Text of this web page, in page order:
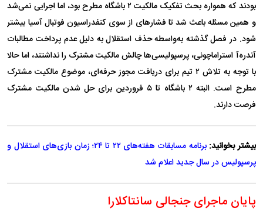
بودند که همواره بحث تفکیک مالکیت ۲ باشگاه مطرح بود، اما اجرایی نمی‌شد
و همین مسئله باعث شد تا فشار‌های از سوی کنفدراسیون فوتبال آسیا بیشتر
شود. در فصل گذشته به‌واسطه حذف استقلال به دلیل عدم پرداخت مطالبات
آندره‌آ استراماچونی، پرسپولیسی‌ها چالش مالکیت مشترک را نداشتند، اما حالا
با توجه به تلاش ۲ تیم برای دریافت مجوز حرفه‌ای، موضوع مالکیت مشترک
مطرح است. البته ۲ باشگاه تا ۵ فروردین برای حل شدن مالکیت مشترک
فرصت دارند.
بیشتر بخوانید:
برنامه مسابقات هفته‌های ۲۲ تا ۲۴؛ زمان بازی‌های استقلال و
پرسپولیس در سال جدید اعلام شد
پایان ماجرای جنجالی سانتاکلارا